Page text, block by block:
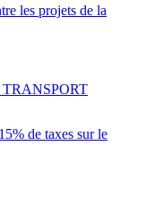
les projets de la
de taxes sur le